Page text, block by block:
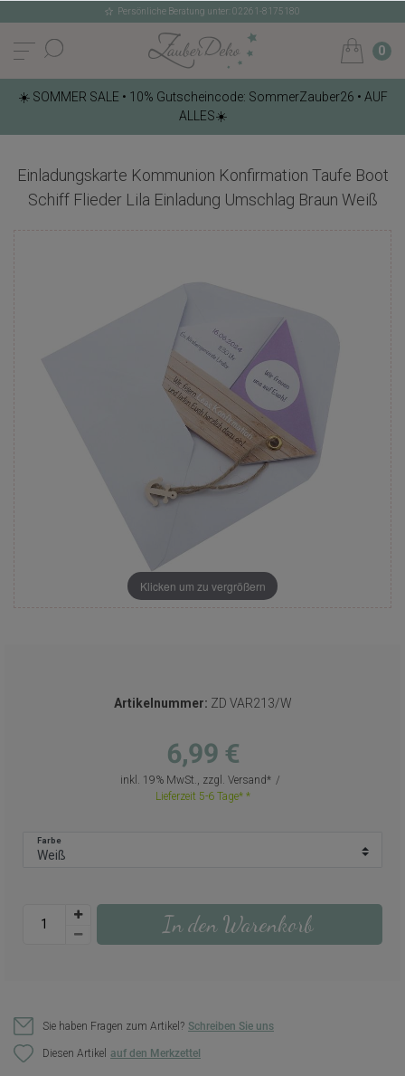
Persönliche Beratung unter: 02261-8175180
0
☀️ SOMMER SALE • 10% Gutscheincode: SommerZauber26 • AUF
ALLES☀️
Einladungskarte Kommunion Konfirmation Taufe Boot
Schiff Flieder Lila Einladung Umschlag Braun Weiß
Klicken um zu vergrößern
Artikelnummer: ZD VAR213/W
6,99 €
inkl. 19% MwSt., zzgl. Versand
Lieferzeit 5-6 Tage*
Farbe
In den Warenkorb
Sie haben Fragen zum Artikel? Schreiben Sie uns
Diesen Artikel